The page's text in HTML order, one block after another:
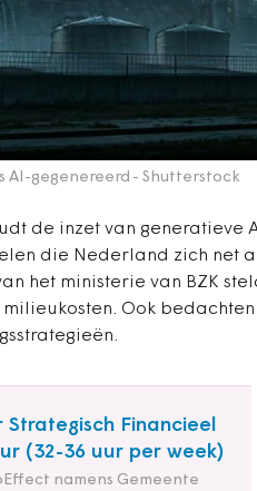
AI-gegenereerd - Shutterstock
de inzet van generatieve
die Nederland zich net
het ministerie van BZK
Ook
Strategisch Financieel
(32-36 uur per week)
namens Gemeente